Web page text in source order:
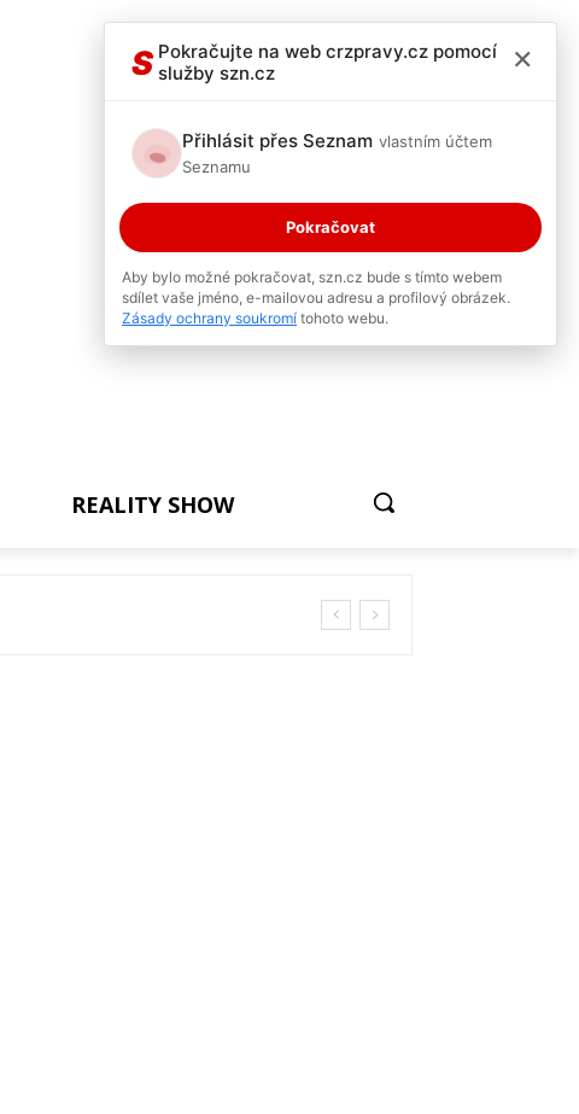
REALITY SHOW
S Pokračujte na web crzpravy.cz pomocí
služby szn.cz
×
Přihlásit přes Seznam vlastním účtem
Seznamu
Pokračovat
Aby bylo možné pokračovat, szn.cz bude s tímto webem
sdílet vaše jméno, e-mailovou adresu a profilový obrázek.
Zásady ochrany soukromí tohoto webu.